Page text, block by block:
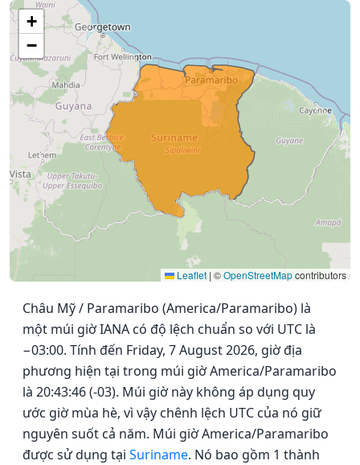
+
−
Leaflet | ©OpenStreetMapcontributors
Châu Mỹ / Paramaribo (America/Paramaribo) là
một múi giờ IANA có độ lệch chuẩn so với UTC là
−03:00. Tính đến Friday, 7 August 2026, giờ địa
phương hiện tại trong múi giờ America/Paramaribo
là 20:43:46 (-03). Múi giờ này không áp dụng quy
ước giờ mùa hè, vì vậy chênh lệch UTC của nó giữ
nguyên suốt cả năm. Múi giờ America/Paramaribo
được sử dụng tại Suriname. Nó bao gồm 1 thành